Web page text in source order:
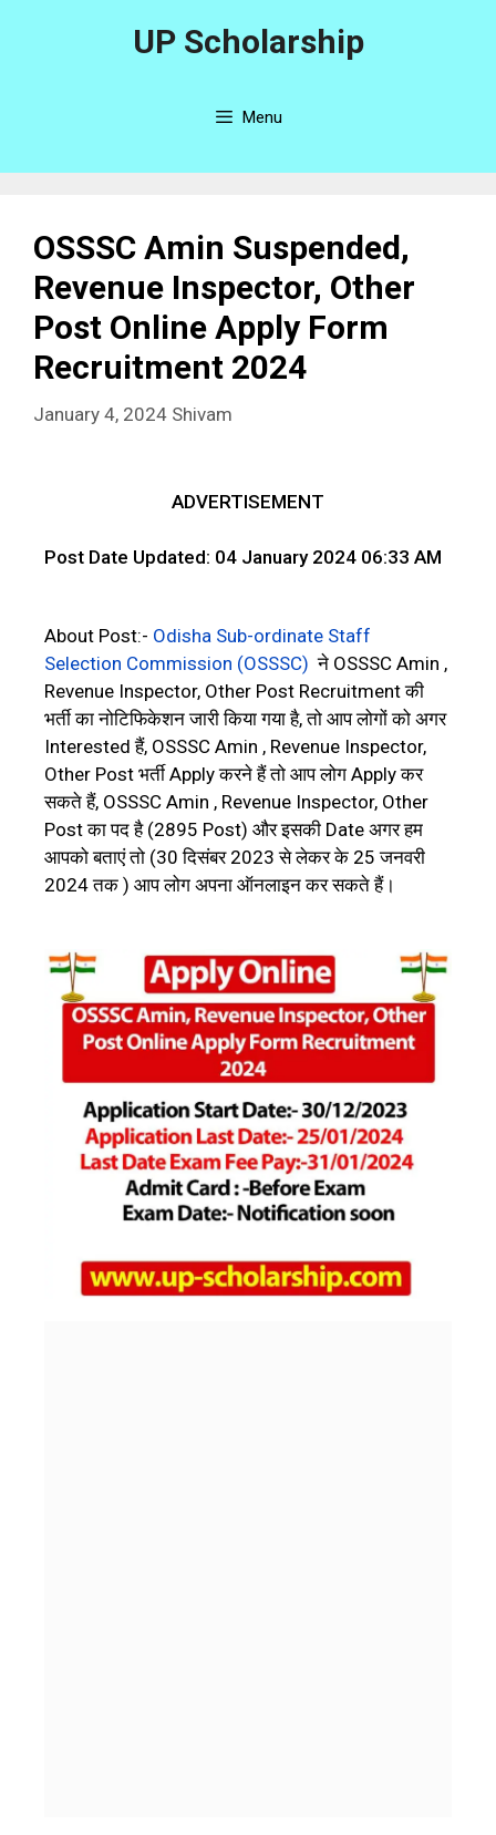
UP Scholarship
Menu
OSSSC Amin Suspended,
Revenue Inspector, Other
Post Online Apply Form
Recruitment 2024
January 4, 2024 Shivam
ADVERTISEMENT
Post Date Updated: 04 January 2024 06:33 AM
About Post:- Odisha Sub-ordinate Staff
Selection Commission (OSSSC) ने OSSSC Amin ,
Revenue Inspector, Other Post Recruitment की
भर्ती का नोटिफिकेशन जारी किया गया है, तो आप लोगों को अगर
Interested हैं, OSSSC Amin , Revenue Inspector,
Other Post भर्ती Apply करने हैं तो आप लोग Apply कर
सकते हैं, OSSSC Amin , Revenue Inspector, Other
Post का पद है (2895 Post) और इसकी Date अगर हम
आपको बताएं तो (30 दिसंबर 2023 से लेकर के 25 जनवरी
2024 तक ) आप लोग अपना ऑनलाइन कर सकते हैं।